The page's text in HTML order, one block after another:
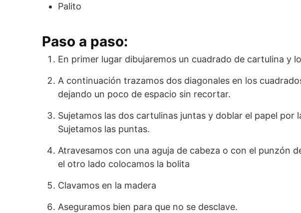
Palito
Paso a paso:
En primer lugar dibujaremos un cuadrado de cartulina y
A continuación trazamos dos diagonales en los
dejando un poco de espacio sin recortar.
Sujetamos las dos cartulinas juntas y doblar el papel por
Sujetamos las puntas.
Atravesamos con una aguja de cabeza o con el punzón
el otro lado colocamos la bolita
Clavamos en la madera
Aseguramos bien para que no se desclave.